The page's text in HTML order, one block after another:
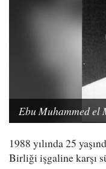
Ebu Muhammed el
1988 yılında 25
Birliği işgaline karşı